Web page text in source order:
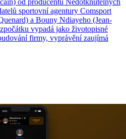
od producentů Nedotknutelných
sportovní agentury Comsport
a Bouny Ndiayeho (Jean-
vypadá jako životopisné
firmy, vyprávění zaujímá